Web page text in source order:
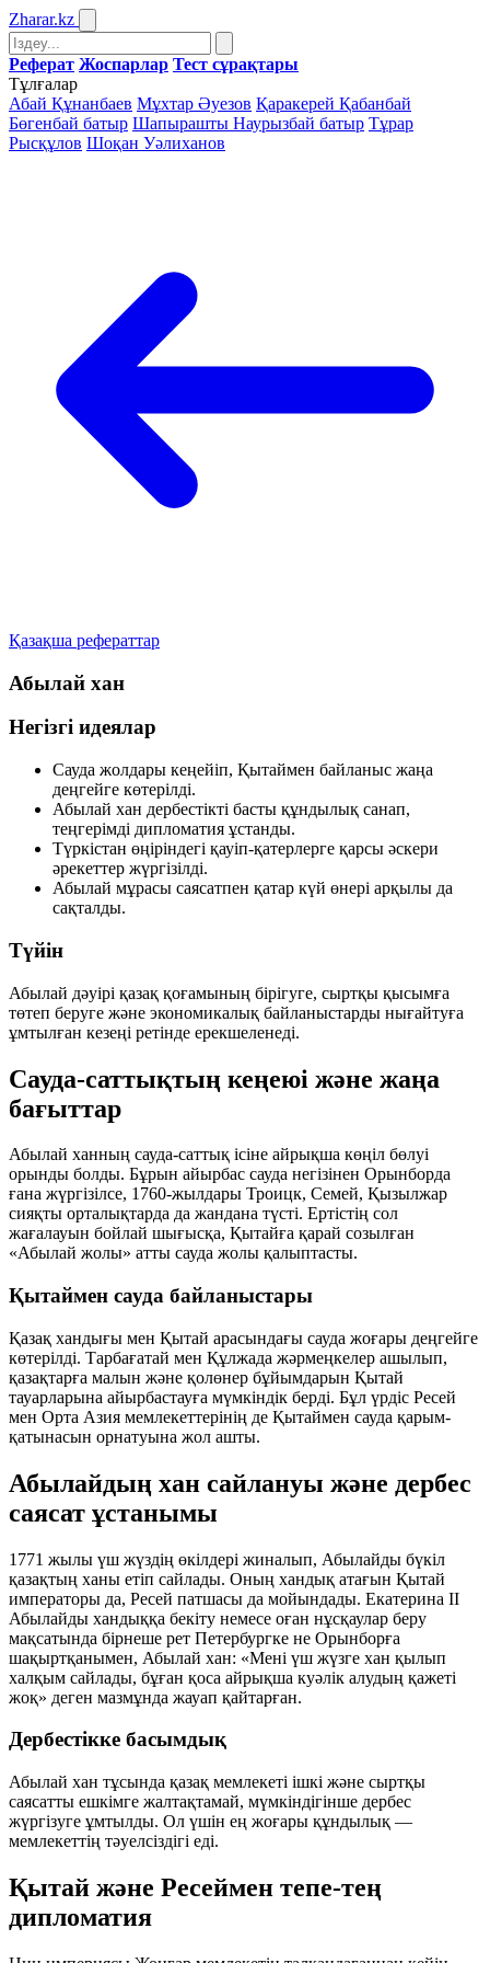
Zharar.kz
Реферат Жоспарлар Тест сұрақтары
Тұлғалар
Абай Құнанбаев Мұхтар Әуезов Қаракерей Қабанбай
Бөгенбай батыр Шапырашты Наурызбай батыр Тұрар
Рысқұлов Шоқан Уәлиханов
Қазақша рефераттар
Абылай хан
Негізгі идеялар
Сауда жолдары кеңейіп, Қытаймен байланыс жаңа
деңгейге көтерілді.
Абылай хан дербестікті басты құндылық санап,
теңгерімді дипломатия ұстанды.
Түркістан өңіріндегі қауіп-қатерлерге қарсы әскери
әрекеттер жүргізілді.
Абылай мұрасы саясатпен қатар күй өнері арқылы да
сақталды.
Түйін
Абылай дәуірі қазақ қоғамының бірігуге, сыртқы қысымға
төтеп беруге және экономикалық байланыстарды нығайтуға
ұмтылған кезеңі ретінде ерекшеленеді.
Сауда-саттықтың кеңеюі және жаңа
бағыттар
Абылай ханның сауда-саттық ісіне айрықша көңіл бөлуі
орынды болды. Бұрын айырбас сауда негізінен Орынборда
ғана жүргізілсе, 1760-жылдары Троицк, Семей, Қызылжар
сияқты орталықтарда да жандана түсті. Ертістің сол
жағалауын бойлай шығысқа, Қытайға қарай созылған
«Абылай жолы» атты сауда жолы қалыптасты.
Қытаймен сауда байланыстары
Қазақ хандығы мен Қытай арасындағы сауда жоғары деңгейге
көтерілді. Тарбағатай мен Құлжада жәрмеңкелер ашылып,
қазақтарға малын және қолөнер бұйымдарын Қытай
тауарларына айырбастауға мүмкіндік берді. Бұл үрдіс Ресей
мен Орта Азия мемлекеттерінің де Қытаймен сауда қарым-
қатынасын орнатуына жол ашты.
Абылайдың хан сайлануы және дербес
саясат ұстанымы
1771 жылы үш жүздің өкілдері жиналып, Абылайды бүкіл
қазақтың ханы етіп сайлады. Оның хандық атағын Қытай
императоры да, Ресей патшасы да мойындады. Екатерина II
Абылайды хандыққа бекіту немесе оған нұсқаулар беру
мақсатында бірнеше рет Петербургке не Орынборға
шақыртқанымен, Абылай хан: «Мені үш жүзге хан қылып
халқым сайлады, бұған қоса айрықша куәлік алудың қажеті
жоқ» деген мазмұнда жауап қайтарған.
Дербестікке басымдық
Абылай хан тұсында қазақ мемлекеті ішкі және сыртқы
саясатты ешкімге жалтақтамай, мүмкіндігінше дербес
жүргізуге ұмтылды. Ол үшін ең жоғары құндылық —
мемлекеттің тәуелсіздігі еді.
Қытай және Ресеймен тепе-тең
дипломатия